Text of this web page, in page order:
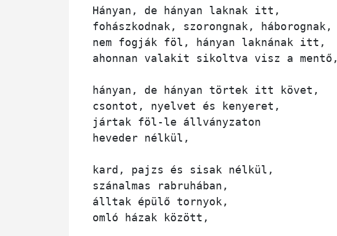
Hányan, de hányan laknak itt,
fohászkodnak, szorongnak, háborognak,
nem fogják föl, hányan laknának itt,
ahonnan valakit sikoltva visz a mentő,
hányan, de hányan törtek itt követ,
csontot, nyelvet és kenyeret,
jártak föl-le állványzaton
heveder nélkül,
kard, pajzs és sisak nélkül,
szánalmas rabruhában,
álltak épülő tornyok,
omló házak között,